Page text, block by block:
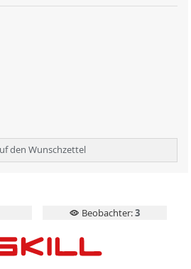
den Wunschzettel
Beobachter:3